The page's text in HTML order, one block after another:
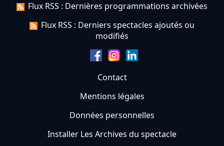
Flux RSS : Dernières programmations archivées
Flux RSS : Derniers spectacles ajoutés ou
modifiés
Contact
Mentions légales
Données personnelles
Installer Les Archives du spectacle